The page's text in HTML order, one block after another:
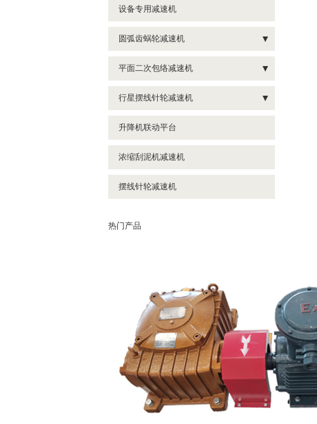
设备专用减速机
圆弧齿蜗轮减速机
CW蜗轮减速机
WH蜗轮减速机
WD蜗轮减速机
SCW蜗轮减速机
平面二次包络减速机
PWU系列减速机
PWS系列减速机
TPG系列减速机
TPU系列减速机
行星摆线针轮减速机
X系列摆线针轮减速机
8000系列摆线针轮减速机
升降机联动平台
浓缩刮泥机减速机
摆线针轮减速机
热门产品